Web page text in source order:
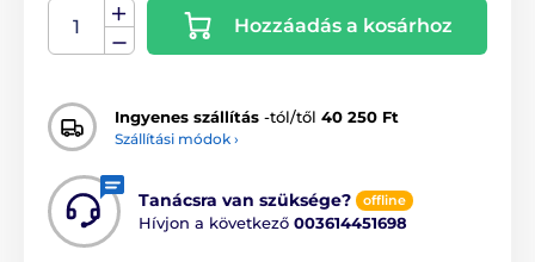
Hozzáadás a kosárhoz
Ingyenes szállítás -tól/től 40 250 Ft
Szállítási módok ›
Tanácsra van szüksége? offline
Hívjon a következő 003614451698